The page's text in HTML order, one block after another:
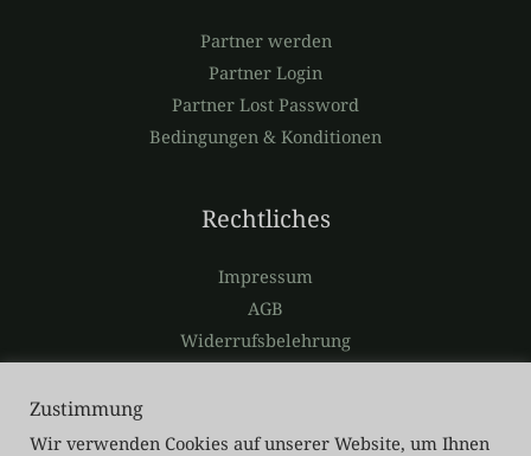
Partner werden
Partner Login
Partner Lost Password
Bedingungen & Konditionen
Rechtliches
Impressum
AGB
Widerrufsbelehrung
Zustimmung
Wir verwenden Cookies auf unserer Website, um Ihnen